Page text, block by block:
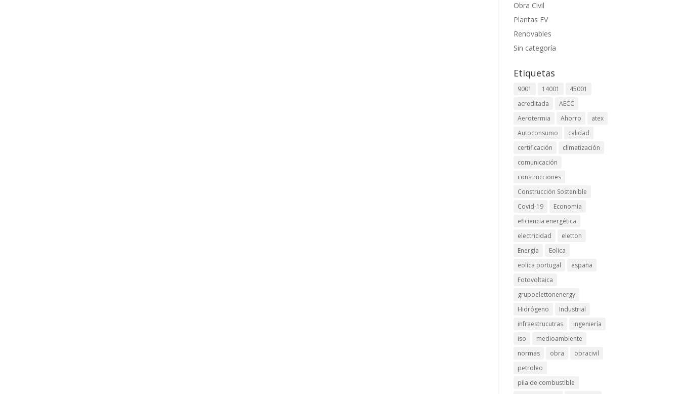
Obra Civil
Plantas FV
Renovables
Sin categoría
Etiquetas
9001 14001
45001
acreditada
AECC
Aerotermia
Ahorro
atex
Autoconsumo
calidad
certificación
climatización
comunicación
construcciones
Construcción Sostenible
Covid-19
Economía
eficiencia energética
electricidad
eletton
Energía
Eolica
eolica portugal
españa
Fotovoltaica
grupoelettonenergy
Hidrógeno
Industrial
infraestrucutras
ingeniería
iso
medioambiente
normas
obra
obracivil
petroleo
pila de combustible